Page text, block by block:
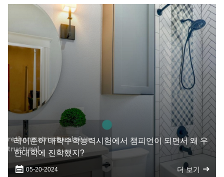
레이준이 대학수학능력시험에서 챔피언이 되면서 왜 우
한대학에 진학했지?
05-20-2024 더 보기